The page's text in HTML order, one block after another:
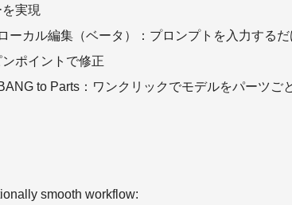
を実現
ーカル編集（ベータ）：プロンプトを入力する
ンポイントで修正
to Parts：ワンクリックでモデルをパーツご
smooth workflow: